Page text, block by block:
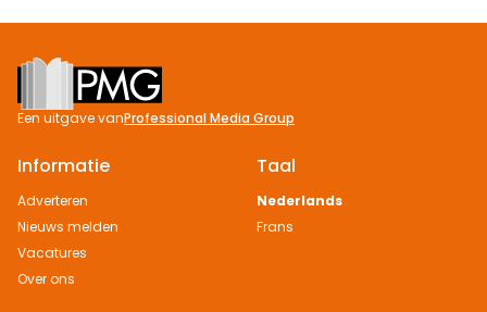
Footer
Een uitgave vanProfessional Media Group
Informatie
Adverteren
Nieuws melden
Vacatures
Over ons
Taal
Nederlands
Frans